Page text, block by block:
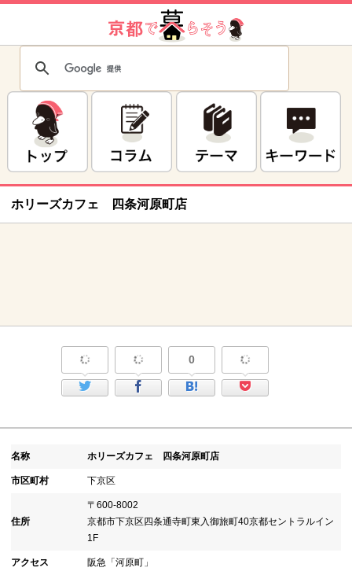
ホリーズカフェ 四条河原町店
0
名称 ホリーズカフェ 四条河原町店
市区町村 下京区
住所
〒600-8002
京都市下京区四条通寺町東入御旅町40京都セントラルイン
1F
アクセス 阪急「河原町」